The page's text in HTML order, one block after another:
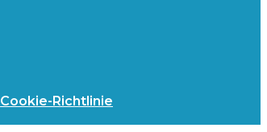
Cookie-Richtlinie